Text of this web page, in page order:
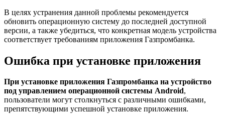
В целях устранения данной проблемы рекомендуется
обновить операционную систему до последней доступной
версии, а также убедиться, что конкретная модель устройства
соответствует требованиям приложения Газпромбанка.
Ошибка при установке приложения
При установке приложения Газпромбанка на устройство
под управлением операционной системы Android,
пользователи могут столкнуться с различными ошибками,
препятствующими успешной установке приложения.